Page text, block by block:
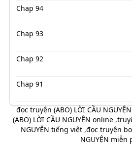
Chap 94
Chap 93
Chap 92
Chap 91
Chap 90
Chap 89
đọc truyện (ABO) LỜI CẦU
(ABO) LỜI CẦU NGUYỆN online,
NGUYỆN tiếng việt ,đọc truyện
NGUYỆN miễn